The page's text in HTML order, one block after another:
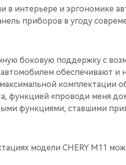
в интерьере и эргономике
приборов в угоду
боковую поддержку с
обеспечивают и
комплектации
функцией «проводи меня
функциями, ставшими
модели CHERY M11